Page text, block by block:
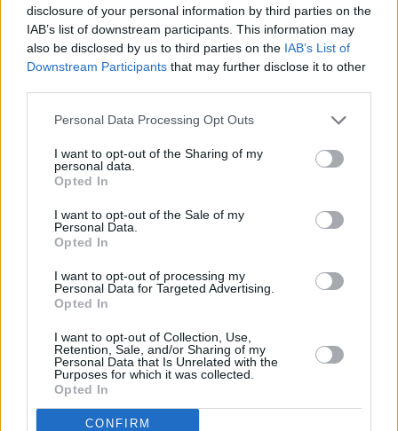
disclosure of your personal information by third parties on the
IAB’s list of downstream participants. This information may
also be disclosed by us to third parties on the IAB’s List of
Downstream Participants that may further disclose it to other
Personal Data Processing Opt Outs
I want to opt-out of the Sharing of my
personal data.
Opted In
I want to opt-out of the Sale of my
Personal Data.
Opted In
I want to opt-out of processing my
Personal Data for Targeted Advertising.
Opted In
I want to opt-out of Collection, Use,
Retention, Sale, and/or Sharing of my
Personal Data that Is Unrelated with the
Purposes for which it was collected.
Opted In
CONFIRM